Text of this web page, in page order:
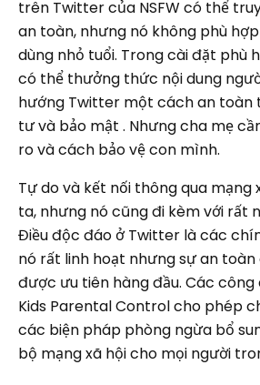
trên Twitter của NSFW có thể
an toàn, nhưng nó không phù
dùng nhỏ tuổi. Trong cài đặt phù
có thể thưởng thức nội dung
hướng Twitter một cách an toàn
tư và bảo mật . Nhưng cha mẹ
ro và cách bảo vệ con mình.
Tự do và kết nối thông qua mạng
ta, nhưng nó cũng đi kèm với rất
Điều độc đáo ở Twitter là các
nó rất linh hoạt nhưng sự an
được ưu tiên hàng đầu. Các công
Kids Parental Control cho phép
các biện pháp phòng ngừa bổ
bộ mạng xã hội cho mọi người